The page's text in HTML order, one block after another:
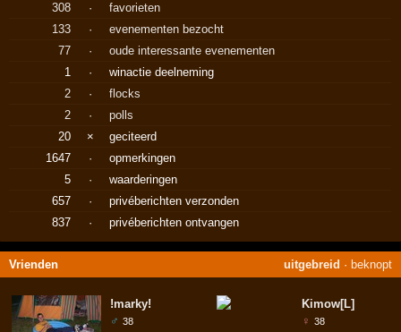
308
·
favorieten
133
·
evenementen bezocht
77
·
oude interessante evenementen
1
·
winactie deelneming
2
·
flocks
2
·
polls
20
×
geciteerd
1647
·
opmerkingen
5
·
waarderingen
657
·
privéberichten verzonden
837
· privéberichten ontvangen
Vrienden uitgebreid · beknopt
!marky!
♂ 38
Kimow[L]
♀ 38